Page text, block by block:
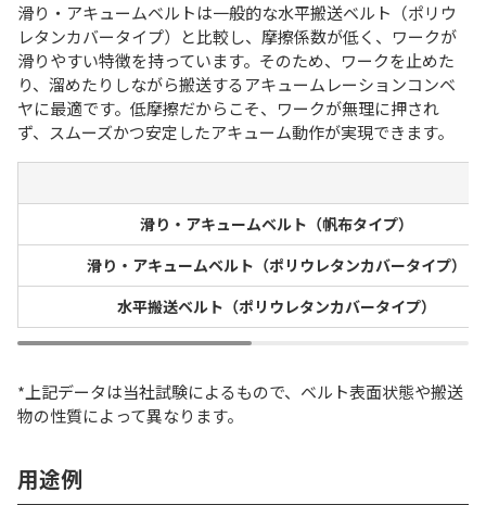
滑り・アキュームベルトは一般的な水平搬送ベルト（ポリウ
レタンカバータイプ）と比較し、摩擦係数が低く、ワークが
滑りやすい特徴を持っています。そのため、ワークを止めた
り、溜めたりしながら搬送するアキュームレーションコンベ
ヤに最適です。低摩擦だからこそ、ワークが無理に押され
ず、スムーズかつ安定したアキューム動作が実現できます。
滑り・アキュームベルト（帆布タイプ）
滑り・アキュームベルト（ポリウレタンカバータイプ）
水平搬送ベルト（ポリウレタンカバータイプ）
*上記データは当社試験によるもので、ベルト表面状態や搬送
物の性質によって異なります。
用途例